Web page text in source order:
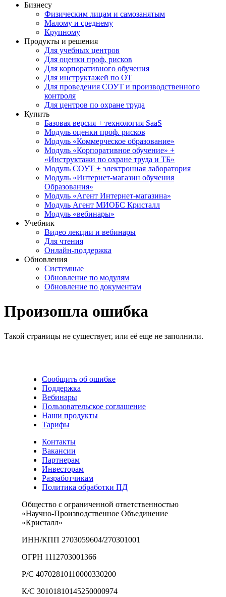
Бизнесу
Физическим лицам и самозанятым
Малому и среднему
Крупному
Продукты и решения
Для учебных центров
Для оценки проф. рисков
Для корпоративного обучения
Для инструктажей по ОТ
Для проведения СОУТ и производственного
контроля
Для центров по охране труда
Купить
Базовая версия + технология SaaS
Модуль оценки проф. рисков
Модуль «Коммерческое образование»
Модуль «Корпоративное обучение» +
«Инструктажи по охране труда и ТБ»
Модуль СОУТ + электронная лаборатория
Модуль «Интернет-магазин обучения
Образования»
Модуль «Агент Интернет-магазина»
Модуль Агент МИОБС Кристалл
Модуль «вебинары»
Учебник
Видео лекции и вебинары
Для чтения
Онлайн-поддержка
Обновления
Системные
Обновление по модулям
Обновление по документам
Произошла ошибка
Такой страницы не существует, или её еще не заполнили.
Сообщить об ошибке
Поддержка
Вебинары
Пользовательское соглашение
Наши продукты
Тарифы
Контакты
Вакансии
Партнерам
Инвесторам
Разработчикам
Политика обработки ПД
Общество с ограниченной ответственностью
«Научно-Производственное Объединение
«Кристалл»
ИНН/КПП 2703059604/270301001
ОГРН 1112703001366
Р/С 40702810110000330200
К/С 30101810145250000974